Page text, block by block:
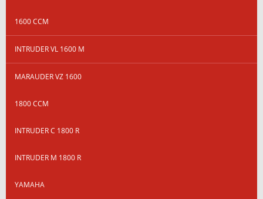
1600 CCM
INTRUDER VL 1600 M
MARAUDER VZ 1600
1800 CCM
INTRUDER C 1800 R
INTRUDER M 1800 R
YAMAHA